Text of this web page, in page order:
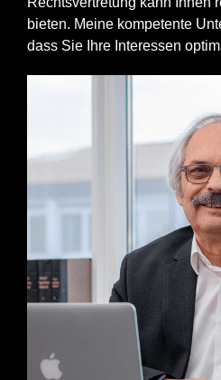
bieten. Meine kompetente
dass Sie Ihre Interessen